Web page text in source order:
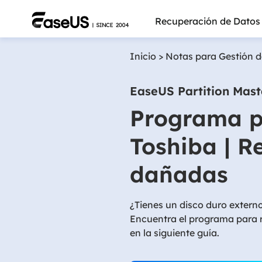
Recuperación de Datos
Más
Inicio > Notas para Gestión
EaseUS Partition
Programa
Toshiba |
dañadas
¿Tienes un disco duro
Encuentra el programa para
en la siguiente guía.